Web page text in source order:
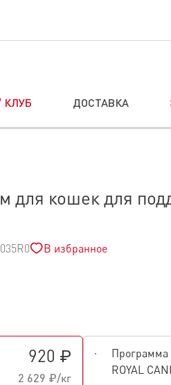
КЛУБ ДОСТАВКА
для кошек для
В избранное
920 ₽
2 629 ₽/кг
Программа
ROYAL